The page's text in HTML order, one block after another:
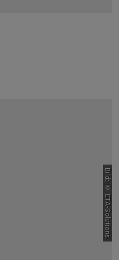
Bild: © ETA-Solutions